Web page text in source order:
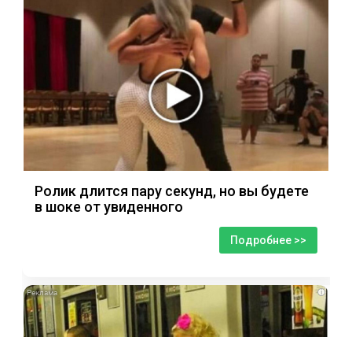
Ролик длится пару секунд, но вы будете
в шоке от увиденного
Подробнее >>
i